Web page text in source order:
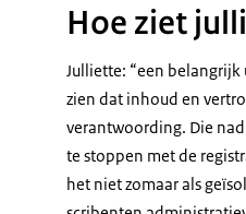
Hoe ziet
Julliette: een belangrijk
zien dat inhoud en
verantwoording. Die
te stoppen met de
het niet zomaar als